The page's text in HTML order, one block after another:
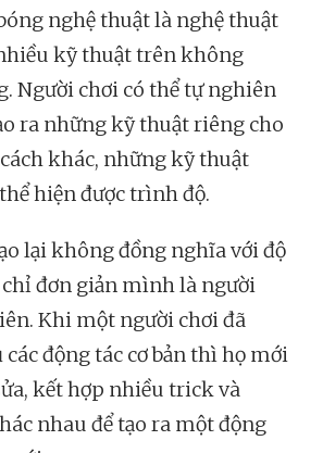
nghệ thuật là nghệ thuật
kỹ thuật trên không
Người chơi có thể tự nghiên
ra những kỹ thuật riêng cho
khác, những kỹ thuật
hiện được trình độ.
lại không đồng nghĩa với độ
chỉ đơn giản mình là người
Khi một người chơi đã
động tác cơ bản thì họ mới
kết hợp nhiều trick và
nhau để tạo ra một động